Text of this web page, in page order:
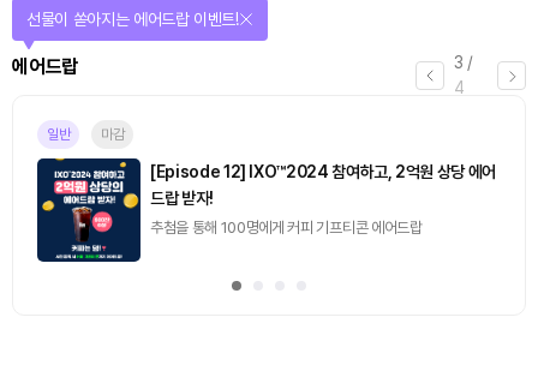
4 /
4
퀴즈
퀴즈풀고 선물 받자!
마감
[토큰포스트] 기사 퀴즈 658회차
2026.08.07 (금) ~ 2026.08.08 (토)